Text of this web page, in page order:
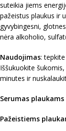
suteikia jiems
pažeistus plaukus ir
gyvybingesni,
nėra alkoholio,
Naudojimas:
Iššukuokite
minutes ir
Serumas plaukams
Pažeistiems